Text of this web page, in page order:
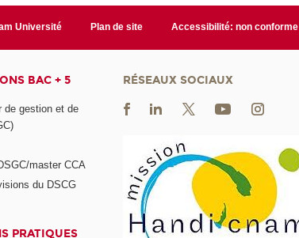
Université Plan de site Accessibilité: non conforme
BAC + 5
de gestion et de
master CCA
du DSCG
PRATIQUES
RÉSEAUX SOCIAUX